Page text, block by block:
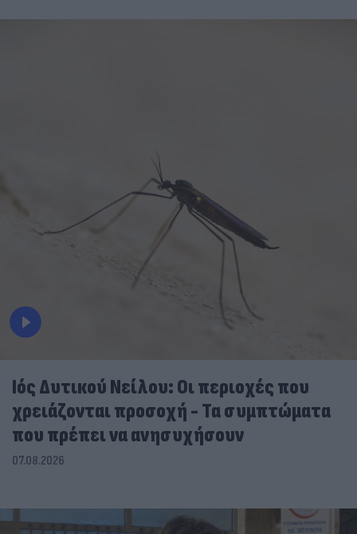
Ιός Δυτικού Νείλου: Οι περιοχές που
χρειάζονται προσοχή - Τα συμπτώματα
που πρέπει να ανησυχήσουν
07.08.2026